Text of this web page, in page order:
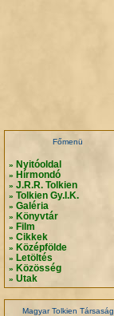
Főmenü
» Nyitóoldal
» Hírmondó
» J.R.R. Tolkien
» Tolkien Gy.I.K.
» Galéria
» Könyvtár
» Film
» Cikkek
» Középfölde
» Letöltés
» Közösség
» Utak
Magyar Tolkien Társaság